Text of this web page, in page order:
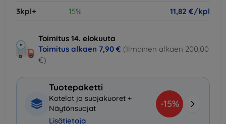
3kpl+ 15% 11,82 €/kpl
Toimitus 14. elokuuta
Toimitus alkaen 7,90 € (Ilmainen alkaen 200,00
€)
Tuotepaketti
Kotelot ja suojakuoret +
Näytönsuojat
Lisätietoja
-15%